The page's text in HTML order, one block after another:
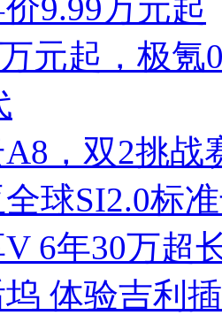
9.99万元起
元起，极
，双2挑战
球SI2.0标
6年30万超
体验吉利